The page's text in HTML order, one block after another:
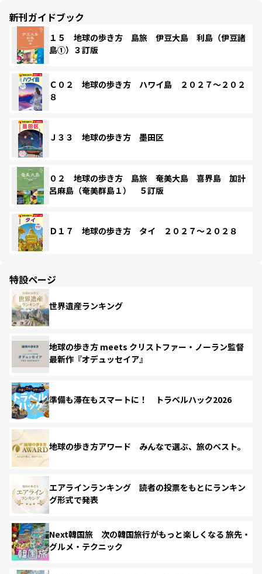
新刊ガイドブック
１５ 地球の歩き方 島旅 伊豆大島 利島（伊豆諸
島①）３訂版
Ｃ０２ 地球の歩き方 ハワイ島 ２０２７～２０２
８
Ｊ３３ 地球の歩き方 墨田区
０２ 地球の歩き方 島旅 奄美大島 喜界島 加計
呂麻島（奄美群島１） ５訂版
Ｄ１７ 地球の歩き方 タイ ２０２７～２０２８
特設ページ
世界遺産ランキング
地球の歩き方 meets クリストファー・ノーラン監督
最新作『オデュッセイア』
準備も滞在もスマートに！ トラベルハック2026
地球の歩き方アワード みんなで選ぶ、旅のベスト。
エアラインランキング 読者の投票をもとにランキン
グ形式で発表
Next韓国旅 次の韓国旅行がもっと楽しくなる 旅先・
グルメ・テクニック